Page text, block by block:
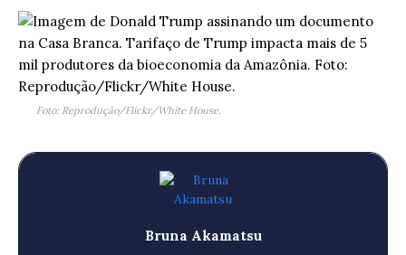
Foto: Reprodução/Flickr/White House.
Bruna Akamatsu